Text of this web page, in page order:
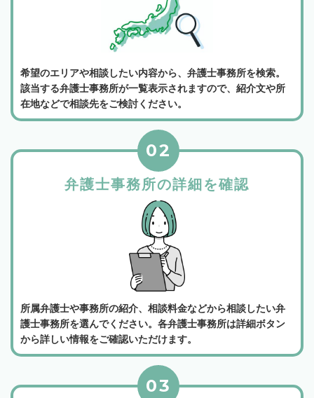
希望のエリアや相談したい内容から、弁護士事務所を検索。
該当する弁護士事務所が一覧表示されますので、紹介文や所
在地などで相談先をご検討ください。
弁護士事務所の詳細を確認
02
所属弁護士や事務所の紹介、相談料金などから相談したい弁
護士事務所を選んでください。各弁護士事務所は詳細ボタン
から詳しい情報をご確認いただけます。
03